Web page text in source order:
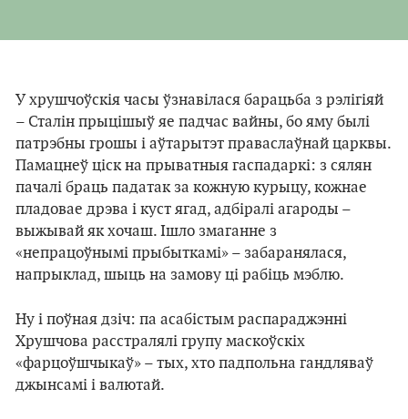
У хрушчоўскія часы ўзнавілася барацьба з рэлігіяй
– Сталін прыцішыў яе падчас вайны, бо яму былі
патрэбны грошы і аўтарытэт праваслаўнай царквы.
Памацнеў ціск на прыватныя гаспадаркі: з сялян
пачалі браць падатак за кожную курыцу, кожнае
пладовае дрэва і куст ягад, адбіралі агароды –
выжывай як хочаш. Ішло змаганне з
«непрацоўнымі прыбыткамі» – забаранялася,
напрыклад, шыць на замову ці рабіць мэблю.
Ну і поўная дзіч: па асабістым распараджэнні
Хрушчова расстралялі групу маскоўскіх
«фарцоўшчыкаў» – тых, хто падпольна гандляваў
джынсамі і валютай.